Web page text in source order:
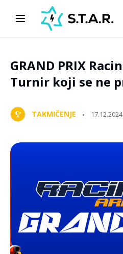
GRAND PRIX
Turnir koji se ne
TAKMIČENJE 17.12.2024.